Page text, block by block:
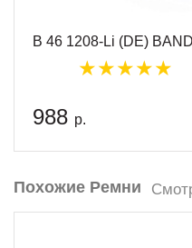
B 46 1208-Li (DE)
988 р.
Похожие Ремни